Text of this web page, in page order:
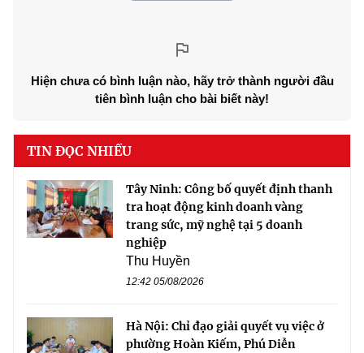
Hiện chưa có bình luận nào, hãy trở thành người đầu
tiên bình luận cho bài biết này!
TIN ĐỌC NHIỀU
Tây Ninh: Công bố quyết định thanh
tra hoạt động kinh doanh vàng
trang sức, mỹ nghệ tại 5 doanh
nghiệp
Thu Huyền
12:42 05/08/2026
Hà Nội: Chỉ đạo giải quyết vụ việc ở
phường Hoàn Kiếm, Phú Diễn